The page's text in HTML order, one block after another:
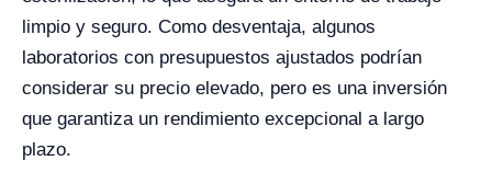
limpio y seguro. Como desventaja, algunos
laboratorios con presupuestos ajustados podrían
considerar su precio elevado, pero es una inversión
que garantiza un rendimiento excepcional a largo
plazo.